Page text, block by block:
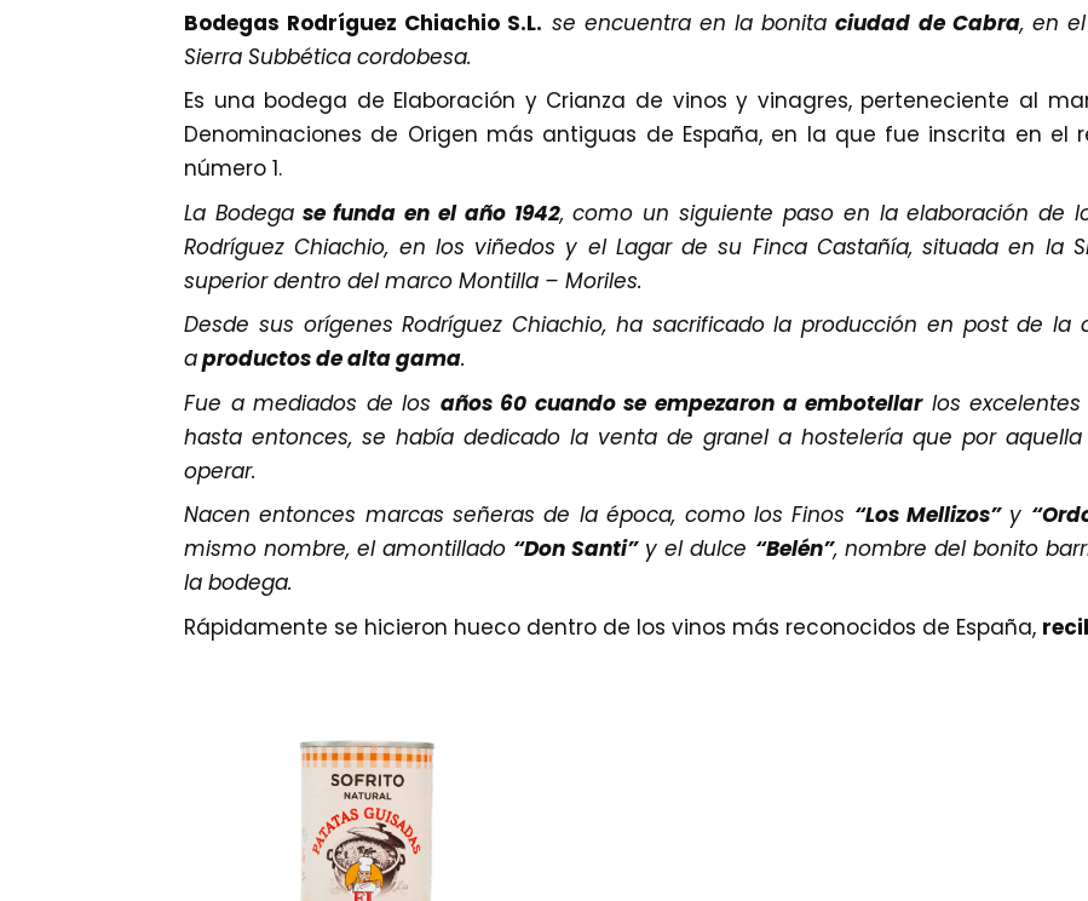
Bodegas Rodríguez Chiachio S.L. se encuentra en la bonitaciudad de Cabra, en
Sierra Subbética cordobesa.
Es una bodega de Elaboración y Crianza de vinos y vinagres, perteneciente al
Denominaciones de Origen más antiguas de España, en la que fue inscrita en el
número 1.
La Bodegase funda en el año 1942, como un siguiente paso en la elaboración de
Rodríguez Chiachio, en los viñedos y el Lagar de su Finca Castañía, situada en la
superior dentro del marco Montilla – Moriles.
Desde sus orígenes Rodríguez Chiachio, ha sacrificado la producción en post de la
aproductos de alta gama.
Fue a mediados de los años 60 cuando se empezaron a embotellarlos excelentes
hasta entonces, se había dedicado la venta de granel a hostelería que por
operar.
Nacen entonces marcas señeras de la época, como los Finos “Los Mellizos”y
mismo nombre, el amontillado “Don Santi”y el dulce “Belén”, nombre del bonito
la bodega.
Rápidamente se hicieron hueco dentro de los vinos más reconocidos de España,